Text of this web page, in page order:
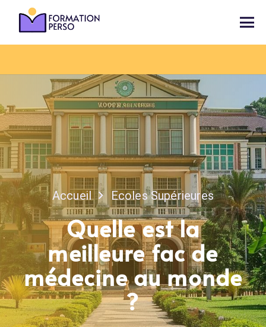
Accueil Ecoles Supérieures
Quelle est la
meilleure fac de
médecine au monde
?